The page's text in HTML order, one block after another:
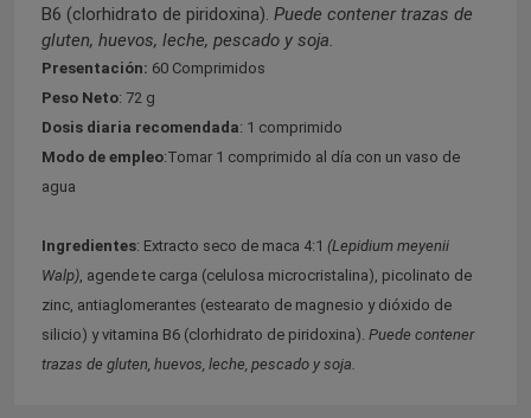
B6 (clorhidrato de piridoxina). Puede contener trazas de
gluten, huevos, leche, pescado y soja.
Presentación: 60 Comprimidos
Peso Neto: 72 g
Dosis diaria recomendada: 1 comprimido
Modo de empleo:Tomar 1 comprimido al día con un vaso de
agua
Ingredientes: Extracto seco de maca 4:1 (Lepidium meyenii
Walp), agende te carga (celulosa microcristalina), picolinato de
zinc, antiaglomerantes (estearato de magnesio y dióxido de
silicio) y vitamina B6 (clorhidrato de piridoxina). Puede contener
trazas de gluten, huevos, leche, pescado y soja.